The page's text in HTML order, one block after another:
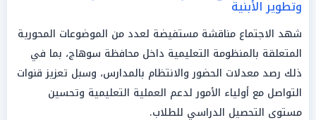
وتطوير الأبنية
شهد الاجتماع مناقشة مستفيضة لعدد من الموضوعات المحورية
المتعلقة بالمنظومة التعليمية داخل محافظة سوهاج، بما في
ذلك رصد معدلات الحضور والانتظام بالمدارس، وسبل تعزيز قنوات
التواصل مع أولياء الأمور لدعم العملية التعليمية وتحسين
مستوى التحصيل الدراسي للطلاب.